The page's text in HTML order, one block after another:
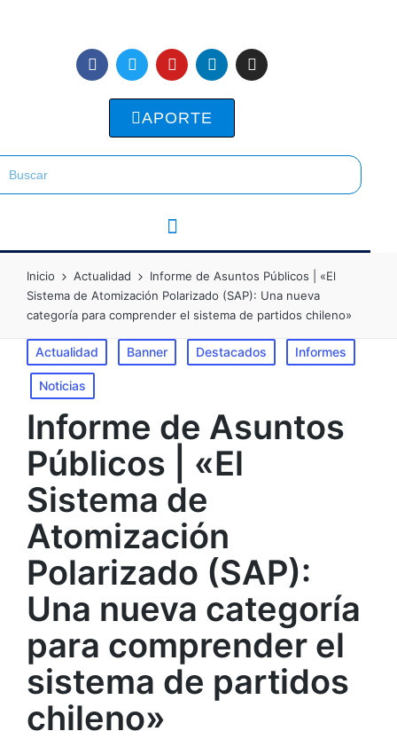
APORTE
Inicio Actualidad
Informe de Asuntos Públicos | «El
Sistema de Atomización Polarizado (SAP): Una nueva
categoría para comprender el sistema de partidos chileno»
Actualidad Banner Destacados Informes
Noticias
Informe de Asuntos
Públicos | «El
Sistema de
Atomización
Polarizado (SAP):
Una nueva categoría
para comprender el
sistema de partidos
chileno»